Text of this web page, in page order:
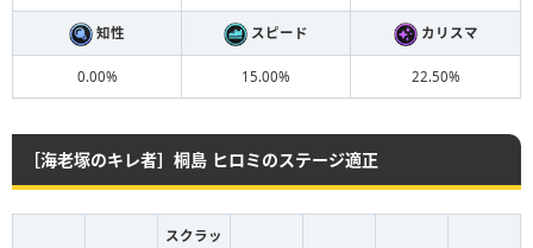
知性 スピード カリスマ
0.00% 15.00% 22.50%
［海老塚のキレ者］桐島 ヒロミのステージ適正
スクラッ